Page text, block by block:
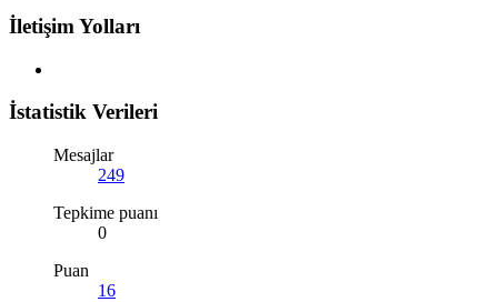
İletişim Yolları
İstatistik Verileri
Mesajlar
249
Tepkime puanı
0
Puan
16